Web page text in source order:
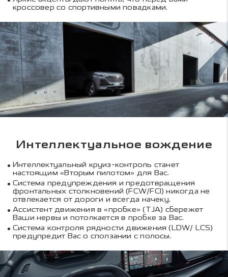
кроссовер со спортивными повадками.
Интеллектуальное вождение
Интеллектуальный круиз-контроль станет
настоящим «Вторым пилотом» для Вас.
Система предупреждения и предотвращения
фронтальных столкновений (FCW/FCI) никогда не
отвлекается от дороги и всегда начеку.
Ассистент движения в «пробке» (TJA) сбережет
Ваши нервы и потолкается в пробке за Вас.
Система контроля рядности движения (LDW/ LCS)
предупредит Вас о сползании с полосы.